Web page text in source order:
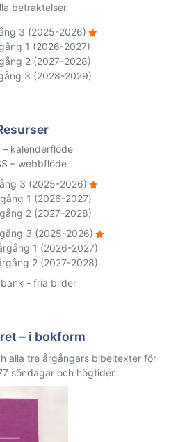
betraktelser
3 (2025-2026)
1 (2026-2027)
2 (2027-2028)
3 (2028-2029)
kalenderflöde
– webbflöde
3 (2025-2026)
1 (2026-2027)
2 (2027-2028)
3 (2025-2026)
1 (2026-2027)
2 (2027-2028)
- fria bilder
– i bokform
alla tre årgångars bibeltexter för
söndagar och högtider.